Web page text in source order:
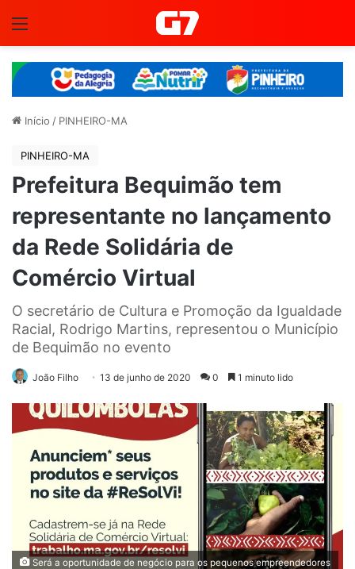
Início / PINHEIRO-MA
PINHEIRO-MA
Prefeitura Bequimão tem
representante no lançamento
da Rede Solidária de
Comércio Virtual
O secretário de Cultura e Promoção da Igualdade
Racial, Rodrigo Martins, representou o Município
de Bequimão no evento
João Filho 13 de junho de 2020 0 1 minuto lido
Será a oportunidade de negócio para os pequenos empreendedores